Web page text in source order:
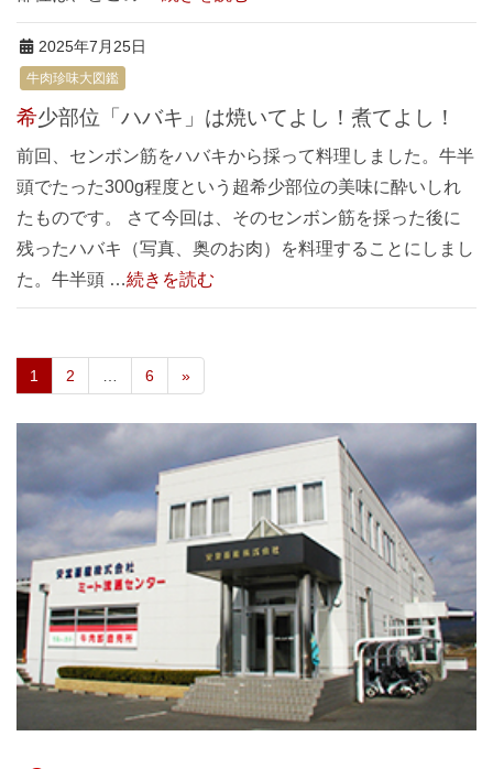
2025年7月25日
牛肉珍味大図鑑
希少部位「ハバキ」は焼いてよし！煮てよし！
前回、センボン筋をハバキから採って料理しました。牛半
頭でたった300g程度という超希少部位の美味に酔いしれ
たものです。 さて今回は、そのセンボン筋を採った後に
残ったハバキ（写真、奥のお肉）を料理することにしまし
た。牛半頭 …続きを読む
1 2 6 »